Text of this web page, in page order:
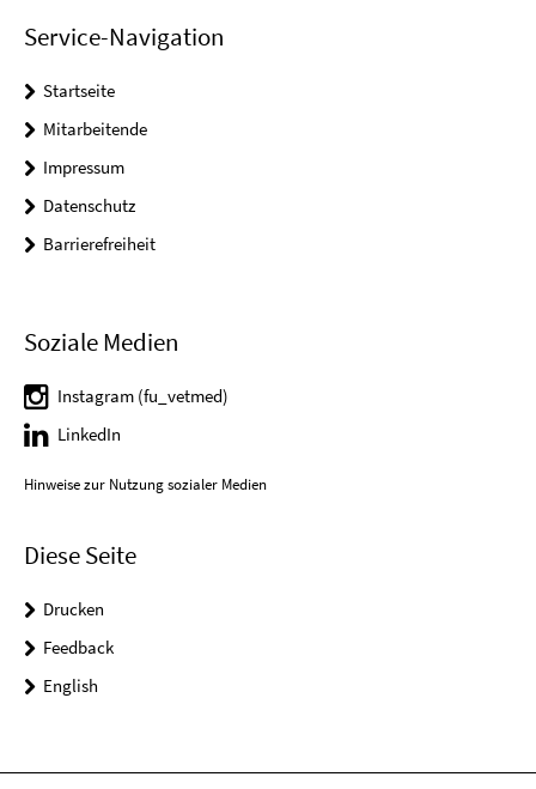
Service-Navigation
Startseite
Mitarbeitende
Impressum
Datenschutz
Barrierefreiheit
Soziale Medien
Instagram (fu_vetmed)
LinkedIn
Hinweise zur Nutzung sozialer Medien
Diese Seite
Drucken
Feedback
English